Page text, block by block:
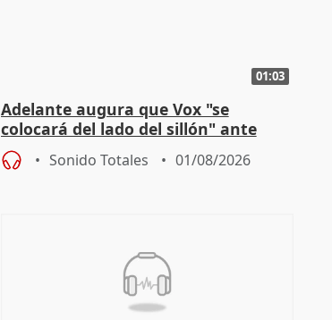
01:03
Adelante augura que Vox "se
colocará del lado del sillón" ante
iniciativas de la oposición
Sonido Totales 01/08/2026